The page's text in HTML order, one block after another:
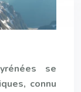
se
connu